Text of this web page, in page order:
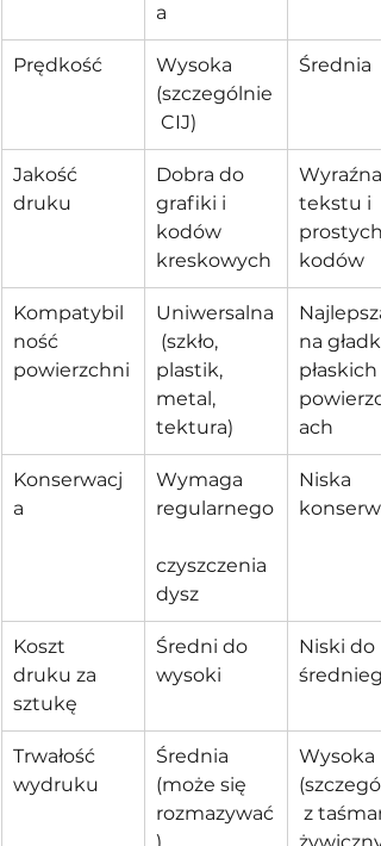
a
Prędkość
Wysoka
(szczególnie
CIJ)
Średnia
Jakość
druku
Dobra do
grafiki i
kodów
kreskowych
tekstu i
prostych
kodów
Kompatybil
ność
powierzchni
Uniwersalna
(szkło,
plastik,
metal,
tektura)
na
płaskich
ach
Konserwacj
a
Wymaga
regularnego
czyszczenia
dysz
Niska
Koszt
druku za
sztukę
Średni do
wysoki
Niski do
Trwałość
wydruku
Średnia
(może się
rozmazywać
Wysoka
z